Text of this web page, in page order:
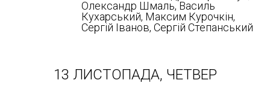
Олександр Шмаль, Василь
Кухарський, Максим Курочкін,
Сергій Іванов, Сергій Степанський
13 ЛИСТОПАДА, ЧЕТВЕР